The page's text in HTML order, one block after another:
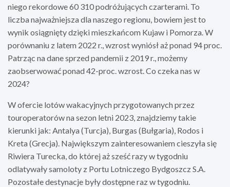
niego rekordowe 60 310 podróżujących czarterami. To
liczba najważniejsza dla naszego regionu, bowiem jest to
wynik osiągnięty dzięki mieszkańcom Kujaw i Pomorza. W
porównaniu z latem 2022 r., wzrost wyniósł aż ponad 94 proc.
Patrząc na dane sprzed pandemii z 2019 r., możemy
zaobserwować ponad 42-proc. wzrost. Co czeka nas w
2024?
W ofercie lotów wakacyjnych przygotowanych przez
touroperatorów na sezon letni 2023, znajdziemy takie
kierunki jak: Antalya (Turcja), Burgas (Bułgaria), Rodos i
Kreta (Grecja). Największym zainteresowaniem cieszyła się
Riwiera Turecka, do której aż sześć razy w tygodniu
odlatywały samoloty z Portu Lotniczego Bydgoszcz S.A.
Pozostałe destynacje były dostępne raz w tygodniu.